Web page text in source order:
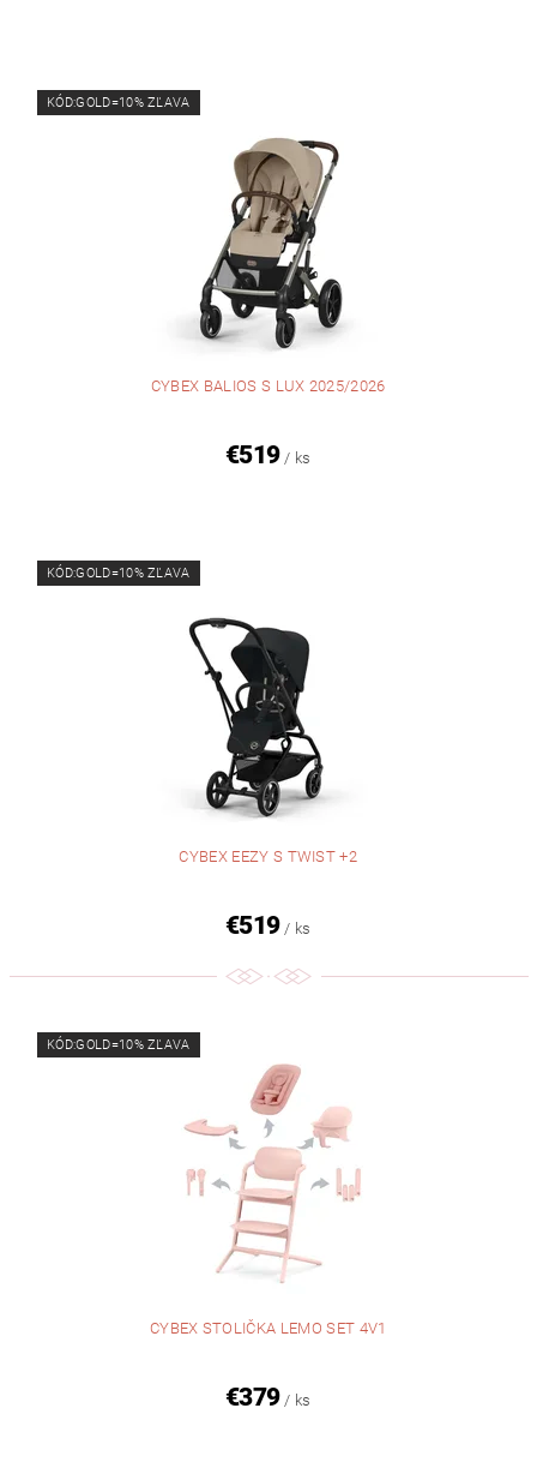
KÓD:GOLD=10% ZĽAVA
CYBEX BALIOS S LUX 2025/2026
€519 / ks
KÓD:GOLD=10% ZĽAVA
CYBEX EEZY S TWIST +2
€519 / ks
KÓD:GOLD=10% ZĽAVA
CYBEX STOLIČKA LEMO SET 4V1
€379 / ks